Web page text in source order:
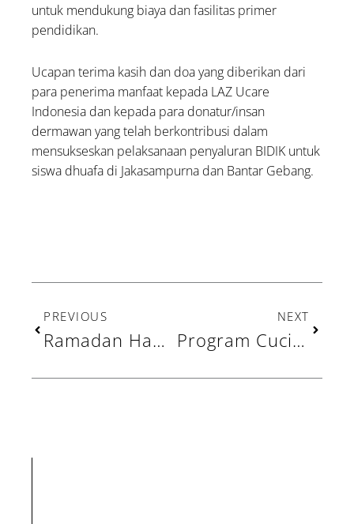
untuk mendukung biaya dan fasilitas primer
pendidikan.
Ucapan terima kasih dan doa yang diberikan dari
para penerima manfaat kepada LAZ Ucare
Indonesia dan kepada para donatur/insan
dermawan yang telah berkontribusi dalam
mensukseskan pelaksanaan penyaluran BIDIK untuk
siswa dhuafa di Jakasampurna dan Bantar Gebang.
PREVIOUS
Ramadan Hampir Tiba, Siapa Saja Orang yang Wajib Membayar Fidyah?
NEXT
Program Cuci AC Gratis: Manfaatkan Keterampilan, Ibadah di Masjid Makin Nyaman